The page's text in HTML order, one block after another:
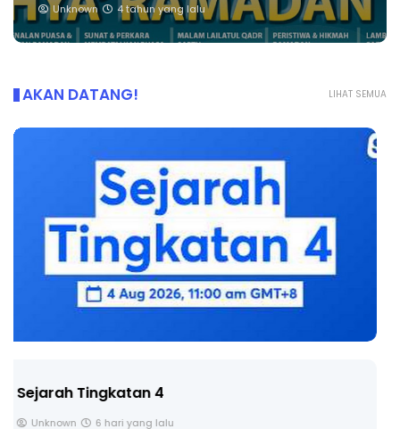
Unknown 4 tahun yang lalu
LIHAT SEMUA
AKAN DATANG!
LIVE
🔴 [LIVE] PRINSIP PERAKAUNAN, BEDAH TUNTAS